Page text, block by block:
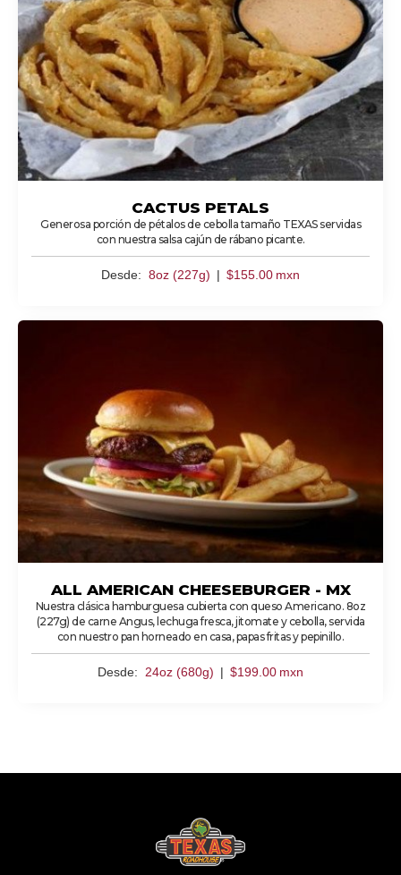
CACTUS PETALS
Generosa porción de pétalos de cebolla tamaño TEXAS servidas
con nuestra salsa cajún de rábano picante.
Desde: 8oz (227g) | $155.00 mxn
ALL AMERICAN CHEESEBURGER - MX
Nuestra clásica hamburguesa cubierta con queso Americano. 8oz
(227g) de carne Angus, lechuga fresca, jitomate y cebolla, servida
con nuestro pan horneado en casa, papas fritas y pepinillo.
Desde: 24oz (680g) | $199.00 mxn